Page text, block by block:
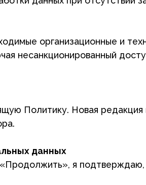
Новая редакция
данных
я подтверждаю, что:
710 369 807);
моих персональных
третьим лицам и иные
сообщений от чат-бота;
анкета и данные могут быть